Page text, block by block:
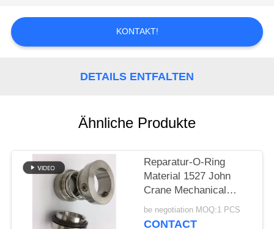
FORDERN
SITEMAP
PRIVACY
POLICY
KONTAKT!
DETAILS ENTFALTEN
Ähnliche Produkte
Reparatur-O-Ring
Material 1527 John
Crane Mechanical
Seals SS304
be negotiation MOQ:1 PCS
CONTACT